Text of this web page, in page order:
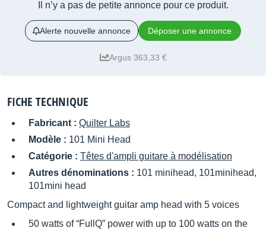
Il n’y a pas de petite annonce pour ce produit.
Alerte nouvelle annonce Déposer une annonce
Argus 363,33 €
FICHE TECHNIQUE
Fabricant : Quilter Labs
Modèle : 101 Mini Head
Catégorie : Têtes d'ampli guitare à modélisation
Autres dénominations : 101 minihead, 101minihead,
101mini head
Compact and lightweight guitar amp head with 5 voices
50 watts of “FullQ” power with up to 100 watts on the